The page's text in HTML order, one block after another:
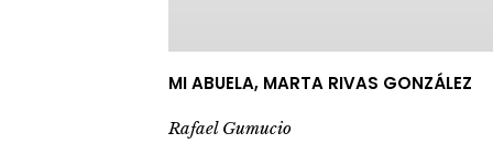
MI ABUELA, MARTA RIVAS GONZÁLEZ
Rafael Gumucio